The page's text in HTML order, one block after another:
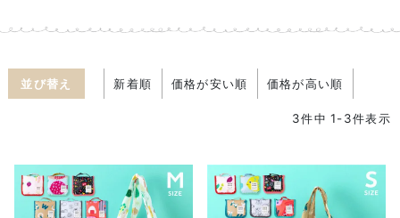
並び替え 新着順 価格が安い順 価格が高い順
3件中 1-3件表示